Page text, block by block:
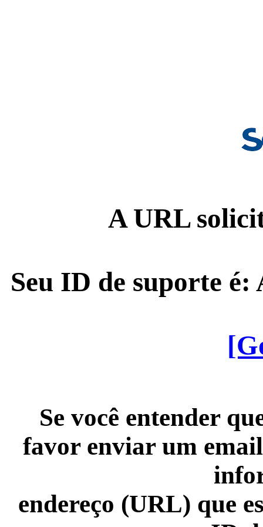
A URL
Seu ID de suporte é:
Se você entender
favor enviar um
endereço (URL) que